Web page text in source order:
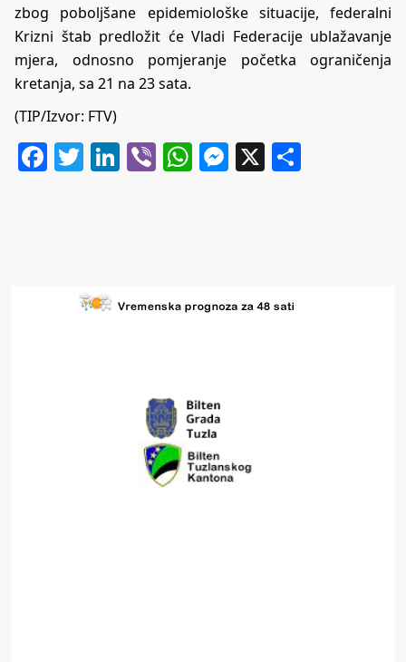
zbog poboljšane epidemiološke situacije, federalni
Krizni štab predložit će Vladi Federacije ublažavanje
mjera, odnosno pomjeranje početka ograničenja
kretanja, sa 21 na 23 sata.
(TIP/Izvor: FTV)
Facebook
Twitter
LinkedIn
ViberWhatsApp
Messenger
X